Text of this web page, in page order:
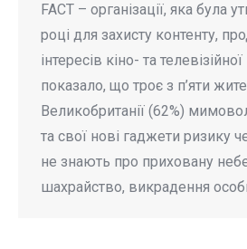
FACT – організації, яка була
році для захисту контенту,
інтересів кіно- та телевізійної
показало, що троє з п’яти
Великобританії (62%)
та свої нові гаджети ризику
не знають про приховану
шахрайство, викрадення